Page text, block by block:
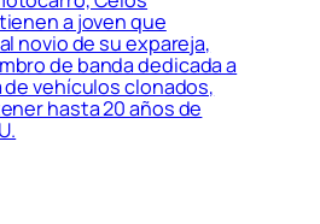
a joven que
novio de su expareja,
de banda dedicada a
vehículos clonados,
hasta 20 años de